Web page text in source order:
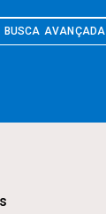
BUSCA AVANÇADA